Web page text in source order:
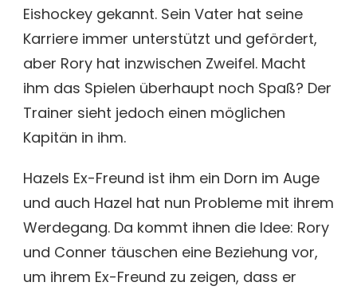
Eishockey gekannt. Sein Vater hat seine
Karriere immer unterstützt und gefördert,
aber Rory hat inzwischen Zweifel. Macht
ihm das Spielen überhaupt noch Spaß? Der
Trainer sieht jedoch einen möglichen
Kapitän in ihm.
Hazels Ex-Freund ist ihm ein Dorn im Auge
und auch Hazel hat nun Probleme mit ihrem
Werdegang. Da kommt ihnen die Idee: Rory
und Conner täuschen eine Beziehung vor,
um ihrem Ex-Freund zu zeigen, dass er